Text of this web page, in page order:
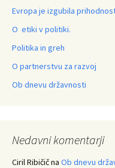
Evropa je izgubila
O etiki v politiki.
Politika in greh
O partnerstvu za razvoj
Ob dnevu državnosti
Nedavni komentarji
Ciril Ribičična Ob dnevu